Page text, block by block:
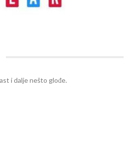
i dalje nešto glođe.